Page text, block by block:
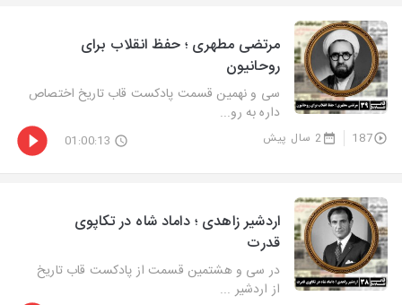
مرتضی مطهری ؛ حفظ انقلاب برای
روحانیون
سی و نهمین قسمت پادکست قاب تاریخ اختصاص
داره به رو...
187 2 سال پیش 01:00:13
اردشیر زاهدی ؛ داماد شاه در تکاپوی
قدرت
در سی و هشتمین قسمت از پادکست قاب تاریخ
از اردشیر ...